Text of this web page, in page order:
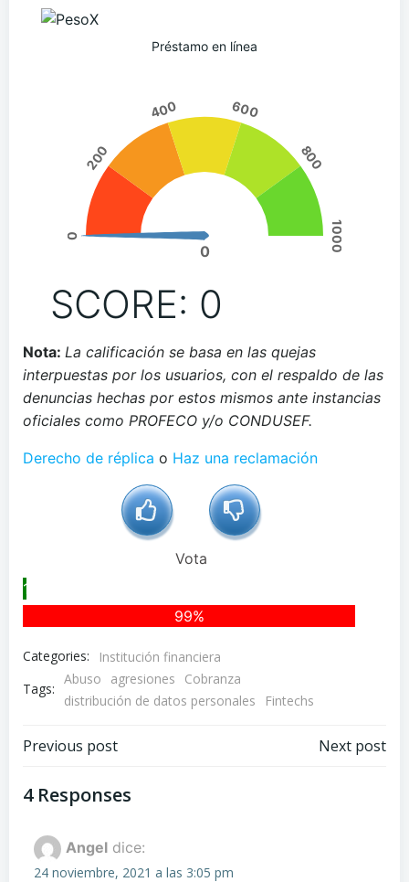
Préstamo en línea
0
200
400 600
800
1000
0
SCORE: 0
Nota: La calificación se basa en las quejas
interpuestas por los usuarios, con el respaldo de las
denuncias hechas por estos mismos ante instancias
oficiales como PROFECO y/o CONDUSEF.
Derecho de réplica o Haz una reclamación
Vota
1%
99%
Categories:
Institución financiera
Tags:
Abuso agresiones
Cobranza
distribución de datos personales
Fintechs
Navegación
de
entradas
Previous post
Navegación
Next post
4 Responses
Angel dice:
24 noviembre, 2021 a las 3:05 pm